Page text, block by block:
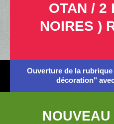
OTAN / 2
NOIRES )
Ouverture de la
décoration"